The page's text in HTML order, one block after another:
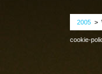
2005 >
cookie-